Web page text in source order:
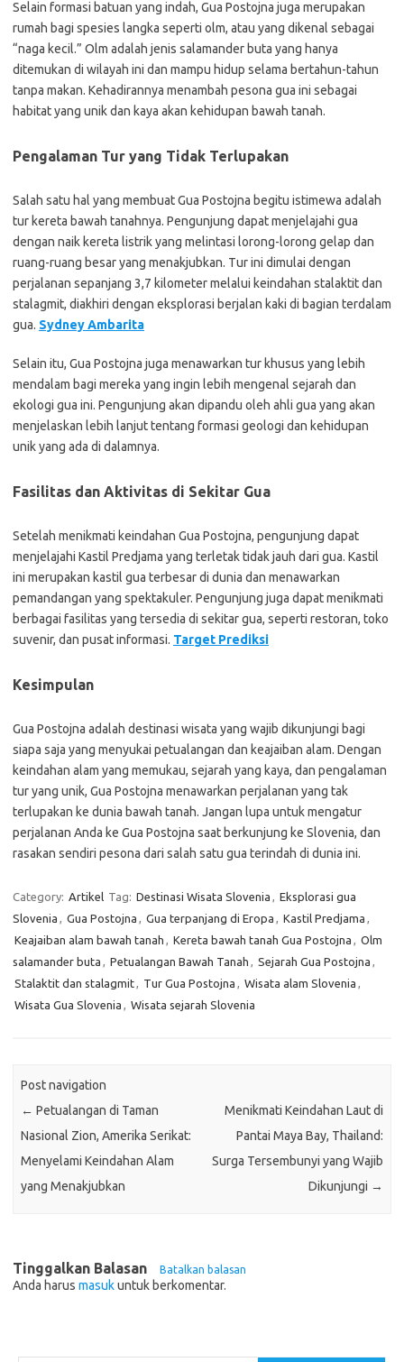
Selain formasi batuan yang indah, Gua Postojna juga merupakan
rumah bagi spesies langka seperti olm, atau yang dikenal sebagai
“naga kecil.” Olm adalah jenis salamander buta yang hanya
ditemukan di wilayah ini dan mampu hidup selama bertahun-tahun
tanpa makan. Kehadirannya menambah pesona gua ini sebagai
habitat yang unik dan kaya akan kehidupan bawah tanah.
Pengalaman Tur yang Tidak Terlupakan
Salah satu hal yang membuat Gua Postojna begitu istimewa adalah
tur kereta bawah tanahnya. Pengunjung dapat menjelajahi gua
dengan naik kereta listrik yang melintasi lorong-lorong gelap dan
ruang-ruang besar yang menakjubkan. Tur ini dimulai dengan
perjalanan sepanjang 3,7 kilometer melalui keindahan stalaktit dan
stalagmit, diakhiri dengan eksplorasi berjalan kaki di bagian terdalam
gua. Sydney Ambarita
Selain itu, Gua Postojna juga menawarkan tur khusus yang lebih
mendalam bagi mereka yang ingin lebih mengenal sejarah dan
ekologi gua ini. Pengunjung akan dipandu oleh ahli gua yang akan
menjelaskan lebih lanjut tentang formasi geologi dan kehidupan
unik yang ada di dalamnya.
Fasilitas dan Aktivitas di Sekitar Gua
Setelah menikmati keindahan Gua Postojna, pengunjung dapat
menjelajahi Kastil Predjama yang terletak tidak jauh dari gua. Kastil
ini merupakan kastil gua terbesar di dunia dan menawarkan
pemandangan yang spektakuler. Pengunjung juga dapat menikmati
berbagai fasilitas yang tersedia di sekitar gua, seperti restoran, toko
suvenir, dan pusat informasi. Target Prediksi
Kesimpulan
Gua Postojna adalah destinasi wisata yang wajib dikunjungi bagi
siapa saja yang menyukai petualangan dan keajaiban alam. Dengan
keindahan alam yang memukau, sejarah yang kaya, dan pengalaman
tur yang unik, Gua Postojna menawarkan perjalanan yang tak
terlupakan ke dunia bawah tanah. Jangan lupa untuk mengatur
perjalanan Anda ke Gua Postojna saat berkunjung ke Slovenia, dan
rasakan sendiri pesona dari salah satu gua terindah di dunia ini.
Category: Artikel Tag: Destinasi Wisata Slovenia , Eksplorasi gua
Slovenia , Gua Postojna , Gua terpanjang di Eropa , Kastil Predjama ,
Keajaiban alam bawah tanah , Kereta bawah tanah Gua Postojna , Olm
salamander buta , Petualangan Bawah Tanah , Sejarah Gua Postojna ,
Stalaktit dan stalagmit, Tur Gua Postojna , Wisata alam Slovenia ,
Wisata Gua Slovenia , Wisata sejarah Slovenia
Post navigation
← Petualangan di Taman
Nasional Zion, Amerika Serikat:
Menyelami Keindahan Alam
yang Menakjubkan
Menikmati Keindahan Laut di
Pantai Maya Bay, Thailand:
Surga Tersembunyi yang Wajib
Dikunjungi →
Tinggalkan Balasan Batalkan balasan
Anda harus masukuntuk berkomentar.